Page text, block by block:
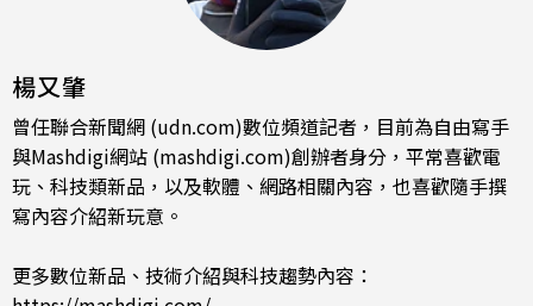
楊又肇
曾任聯合新聞網 (udn.com)數位頻道記者，目前為自由寫手
與Mashdigi網站 (mashdigi.com)創辦者身分，平常喜歡電
玩、科技類新品，以及軟體、網路相關內容，也喜歡隨手撰
寫內容介紹新玩意。
更多數位新品、技術介紹與科技趨勢內容：